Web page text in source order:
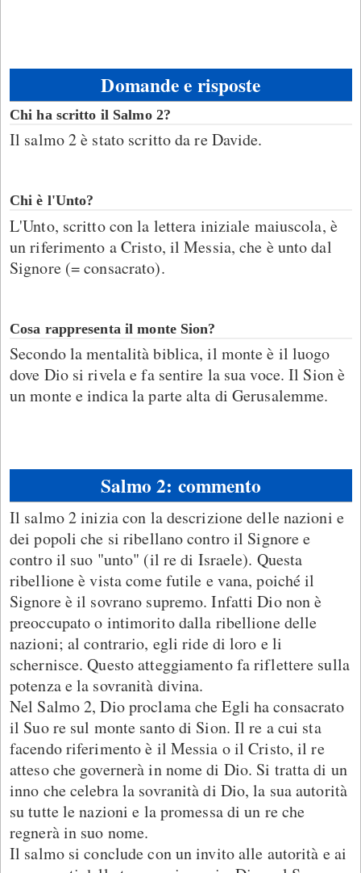
Domande e risposte
Chi ha scritto il Salmo 2?
Il salmo 2 è stato scritto da re Davide.
Chi è l'Unto?
L'Unto, scritto con la lettera iniziale maiuscola, è
un riferimento a Cristo, il Messia, che è unto dal
Signore (= consacrato).
Cosa rappresenta il monte Sion?
Secondo la mentalità biblica, il monte è il luogo
dove Dio si rivela e fa sentire la sua voce. Il Sion è
un monte e indica la parte alta di Gerusalemme.
Salmo 2: commento
Il salmo 2 inizia con la descrizione delle nazioni e
dei popoli che si ribellano contro il Signore e
contro il suo "unto" (il re di Israele). Questa
ribellione è vista come futile e vana, poiché il
Signore è il sovrano supremo. Infatti Dio non è
preoccupato o intimorito dalla ribellione delle
nazioni; al contrario, egli ride di loro e li
schernisce. Questo atteggiamento fa riflettere sulla
potenza e la sovranità divina.
Nel Salmo 2, Dio proclama che Egli ha consacrato
il Suo re sul monte santo di Sion. Il re a cui sta
facendo riferimento è il Messia o il Cristo, il re
atteso che governerà in nome di Dio. Si tratta di un
inno che celebra la sovranità di Dio, la sua autorità
su tutte le nazioni e la promessa di un re che
regnerà in suo nome.
Il salmo si conclude con un invito alle autorità e ai